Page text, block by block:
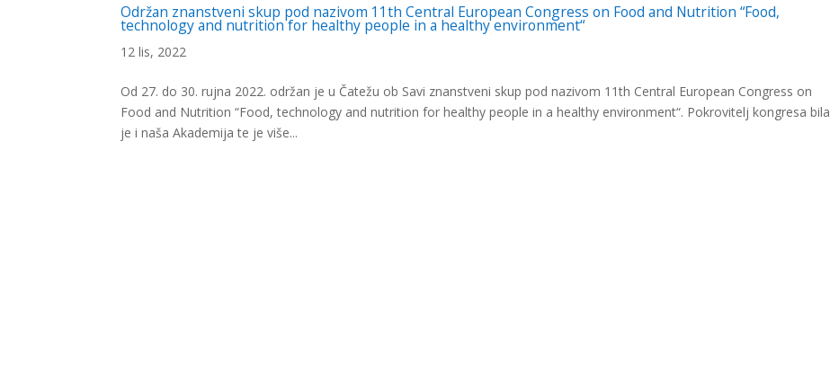
Održan znanstveni skup pod nazivom 11th Central European Congress on Food and Nutrition “Food,
technology and nutrition for healthy people in a healthy environment“
12 lis, 2022
Od 27. do 30. rujna 2022. održan je u Čatežu ob Savi znanstveni skup pod nazivom 11th Central European Congress on
Food and Nutrition “Food, technology and nutrition for healthy people in a healthy environment“. Pokrovitelj kongresa bila
je i naša Akademija te je više...